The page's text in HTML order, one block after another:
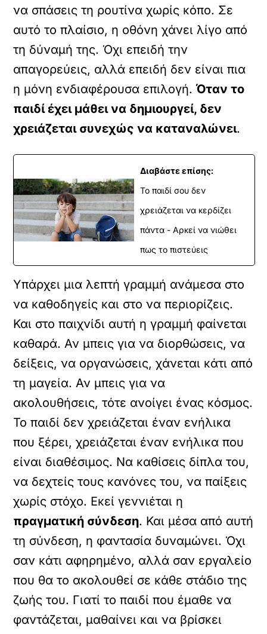
να σπάσεις τη ρουτίνα χωρίς κόπο. Σε
αυτό το πλαίσιο, η οθόνη χάνει λίγο από
τη δύναμή της. Όχι επειδή την
απαγορεύεις, αλλά επειδή δεν είναι πια
η μόνη ενδιαφέρουσα επιλογή.Όταν το
παιδί έχει μάθει να δημιουργεί, δεν
χρειάζεται συνεχώς να καταναλώνει.
Διαβάστε επίσης:
Το παιδί σου δεν
χρειάζεται να κερδίζει
πάντα - Αρκεί να νιώθει
πως το πιστεύεις
Υπάρχει μια λεπτή γραμμή ανάμεσα στο
να καθοδηγείς και στο να περιορίζεις.
Και στο παιχνίδι αυτή η γραμμή φαίνεται
καθαρά. Αν μπεις για να διορθώσεις, να
δείξεις, να οργανώσεις, χάνεται κάτι από
τη μαγεία. Αν μπεις για να
ακολουθήσεις, τότε ανοίγει ένας κόσμος.
Το παιδί δεν χρειάζεται έναν ενήλικα
που ξέρει, χρειάζεται έναν ενήλικα που
είναι διαθέσιμος. Να καθίσεις δίπλα του,
να δεχτείς τους κανόνες του, να παίξεις
χωρίς στόχο. Εκεί γεννιέται η
πραγματική σύνδεση. Και μέσα από αυτή
τη σύνδεση, η φαντασία δυναμώνει. Όχι
σαν κάτι αφηρημένο, αλλά σαν εργαλείο
που θα το ακολουθεί σε κάθε στάδιο της
ζωής του. Γιατί το παιδί που έμαθε να
φαντάζεται, μαθαίνει και να βρίσκει